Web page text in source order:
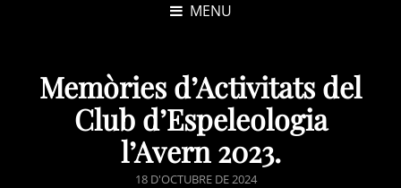
MENU
Memòries d’Activitats del
Club d’Espeleologia
l’Avern 2023.
POSTED
18 D'OCTUBRE DE 2024